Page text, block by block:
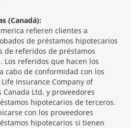
(Canadá):
refieren clientes a
de préstamos hipotecarios
de referidos de préstamos
Los referidos que hacen los
cabo de conformidad con los
Insurance Company of
Canada Ltd. y proveedores
hipotecarios de terceros.
con los proveedores
hipotecarios si tienen